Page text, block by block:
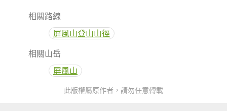
相關路線
屏風山登山山徑
相關山岳
屏風山
此版權屬原作者，請勿任意轉載